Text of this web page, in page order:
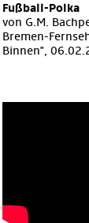
Fußball-Polka
von G.M.
Bremen-
Binnen",